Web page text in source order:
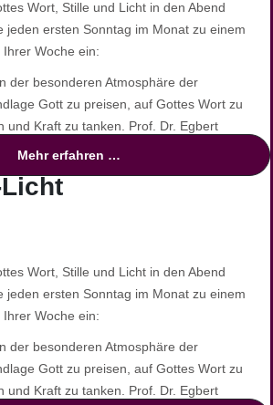
Wort, Stille und Licht in den Abend
jeden ersten Sonntag im Monat zu einem
Ihrer Woche ein:
der besonderen Atmosphäre der
Gott zu preisen, auf Gottes Wort zu
und Kraft zu tanken. Prof. Dr. Egbert
der TU Dortmund, und
Simon Daubhäußer gestalten gemeinsam
und Gebet, begleitet von Klängen und
Frieden, und tanken Sie neue Kraft für
Mehr erfahren …
Wort, Stille und Licht in den Abend
jeden ersten Sonntag im Monat zu einem
Ihrer Woche ein:
der besonderen Atmosphäre der
Gott zu preisen, auf Gottes Wort zu
und Kraft zu tanken. Prof. Dr. Egbert